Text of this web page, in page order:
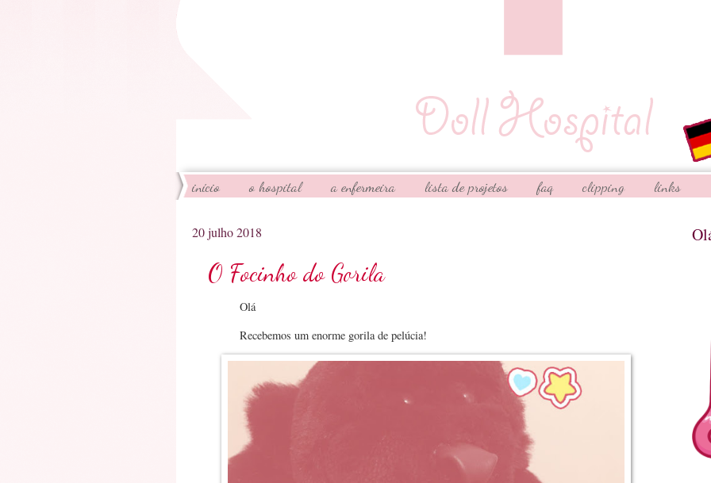
início o hospital a enfermeira lista de projetos faq clipping links
20 julho 2018
O Focinho do Gorila
Olá
Recebemos um enorme gorila de pelúcia!